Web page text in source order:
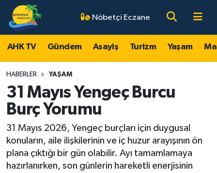
Nöbetçi Eczane
AHK TV Gündem Asayiş Turizm Yaşam
HABERLER YAŞAM
31 Mayıs Yengeç Burcu
Burç Yorumu
31 Mayıs 2026, Yengeç burçları için duygusal
konuların, aile ilişkilerinin ve iç huzur arayışının ön
plana çıktığı bir gün olabilir. Ayı tamamlamaya
hazırlanırken, son günlerin hareketli enerjisinin
AHK TV
Gündem
Asayiş
Turizm
Yaşam
Magazin
Antalya Nöbetçi Eczaneler
Antalya Hava Durumu
Antalya Namaz Vakitleri
Antalya Trafik Yoğunluk Haritası
Süper Lig Puan Durumu ve Fikstür
Tüm Manşetler